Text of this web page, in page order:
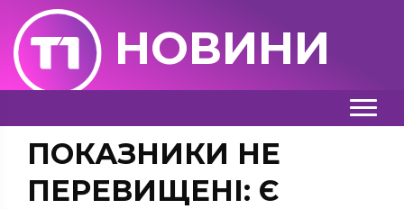
НОВИНИ
ПОКАЗНИКИ НЕ
ПЕРЕВИЩЕНІ: Є